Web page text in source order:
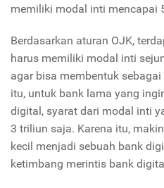
memiliki modal inti mencapai
Berdasarkan aturan OJK,
harus memiliki modal inti
agar bisa membentuk
itu, untuk bank lama yang
digital, syarat dari modal inti
3 triliun saja. Karena itu,
kecil menjadi sebuah bank
ketimbang merintis bank